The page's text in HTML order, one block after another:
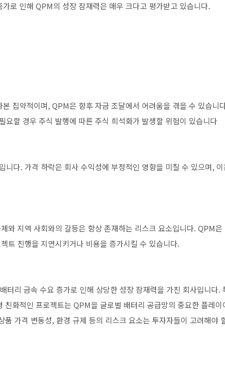
로 인해 QPM의 성장 잠재력은 매우 크다고 평가받고 있습니다.
집약적이며, QPM은 향후 자금 조달에서 어려움을 겪을 수 있습니
요할 경우 주식 발행에 따른 주식 희석화가 발생할 위험이 있습니다​
니다. 가격 하락은 회사 수익성에 부정적인 영향을 미칠 수 있으며, 이
와 지역 사회와의 갈등은 항상 존재하는 리스크 요소입니다. QPM은
트 진행을 지연시키거나 비용을 증가시킬 수 있습니다.
리 금속 수요 증가로 인해 상당한 성장 잠재력을 가진 회사입니다.
친화적인 프로젝트는 QPM을 글로벌 배터리 공급망의 중요한 플레이
품 가격 변동성, 환경 규제 등의 리스크 요소는 투자자들이 고려해야